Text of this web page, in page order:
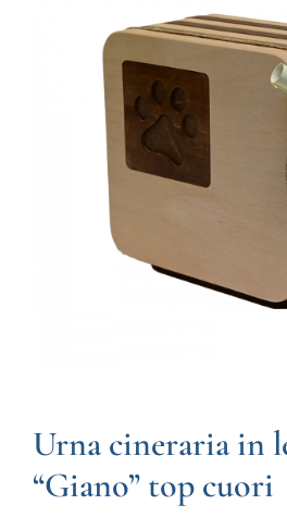
Urna cineraria in
“Giano” top cuori